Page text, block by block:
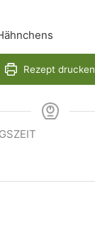
Rezept drucken